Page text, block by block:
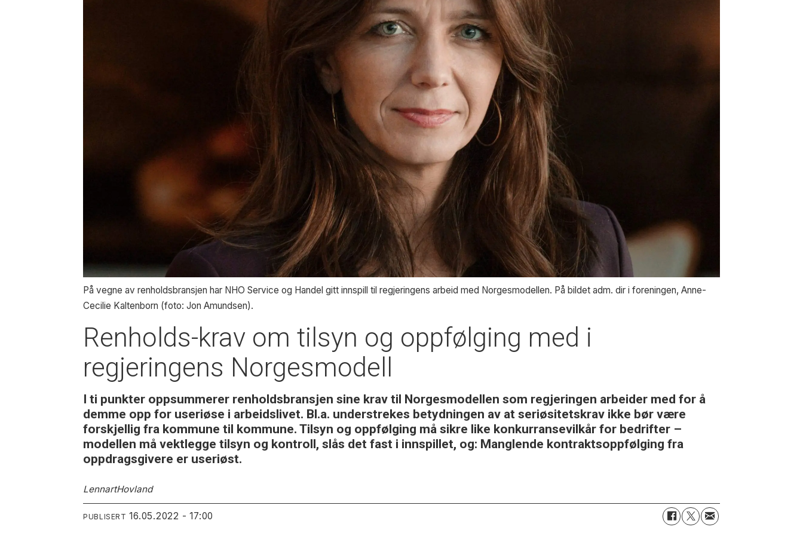
På vegne av renholdsbransjen har NHO Service og Handel gitt innspill til regjeringens arbeid med Norgesmodellen. På bildet adm. dir i foreningen, Anne-
Cecilie Kaltenborn (foto: Jon Amundsen).
Renholds-krav om tilsyn og oppfølging med i
regjeringens Norgesmodell
I ti punkter oppsummerer renholdsbransjen sine krav til Norgesmodellen som regjeringen arbeider med for å
demme opp for useriøse i arbeidslivet. Bl.a. understrekes betydningen av at seriøsitetskrav ikke bør være
forskjellig fra kommune til kommune. Tilsyn og oppfølging må sikre like konkurransevilkår for bedrifter –
modellen må vektlegge tilsyn og kontroll, slås det fast i innspillet, og: Manglende kontraktsoppfølging fra
oppdragsgivere er useriøst.
LennartHovland
PUBLISERT 16.05.2022 - 17:00